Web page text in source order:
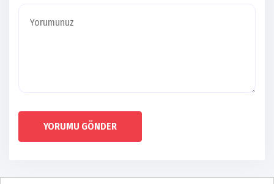
YORUMU GÖNDER